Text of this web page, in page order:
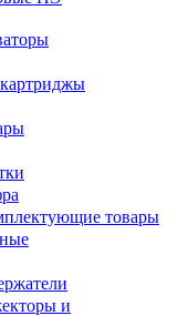
товары
и